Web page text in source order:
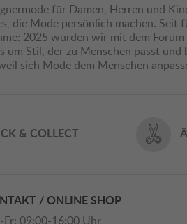
für Damen, Herren und
die Mode persönlich machen.
2025 wurden wir mit dem
um Stil, der zu Menschen passt
sich Mode dem Menschen
& COLLECT
/ ONLINE SHOP
Fr: 09:00-16:00 Uhr